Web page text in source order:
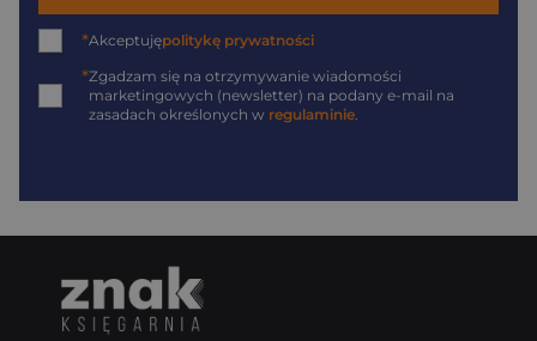
*Akceptujępolitykę prywatności
*Zgadzam się na otrzymywanie wiadomości
marketingowych (newsletter) na podany e-mail na
zasadach określonych w regulaminie.